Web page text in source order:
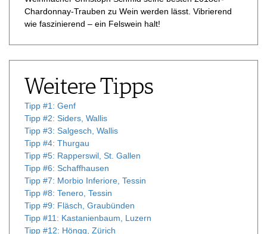
Chardonnay-Trauben zu Wein werden lässt. Vibrierend
wie faszinierend – ein Felswein halt!
Weitere Tipps
Tipp #1: Genf
Tipp #2: Siders, Wallis
Tipp #3: Salgesch, Wallis
Tipp #4: Thurgau
Tipp #5: Rapperswil, St. Gallen
Tipp #6: Schaffhausen
Tipp #7: Morbio Inferiore, Tessin
Tipp #8: Tenero, Tessin
Tipp #9: Fläsch, Graubünden
Tipp #11: Kastanienbaum, Luzern
Tipp #12: Höngg, Zürich